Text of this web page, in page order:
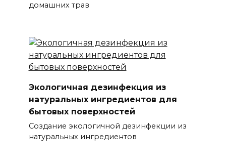
домашних трав
Экологичная дезинфекция из
натуральных ингредиентов для
бытовых поверхностей
Создание экологичной дезинфекции из
натуральных ингредиентов